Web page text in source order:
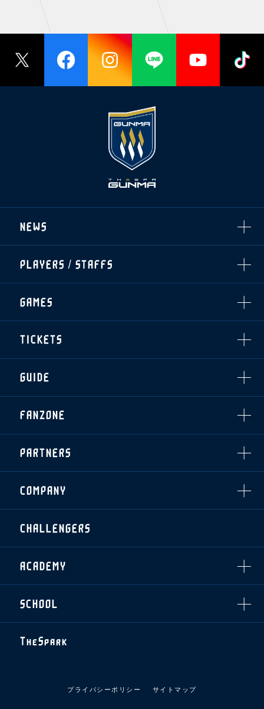
NEWS
TOPICS
CLUB
TOP TEAM
THESPARK
PLAYERS / STAFFS
トレーニング見学について
・注意事項
・練習場ごとの注意事項
GAMES
順位表
ホームイベント情報
TICKETS
・前売・当日チケット
・発売日
・優待チケット
シーズンシート
・法人シーズンシート
GUIDE
スタジアムアクセス
スタジアムルール
クラブプロパティ
ホームイベント情報
運営サポートスタッフ募集
FANZONE
ファンクラブ
グッズ
ザスパタイムズ
クラブアンバサダー
PARTNERS
アシストパートナー
ザスパ応援店紹介
ホームタウン活動
ふるさと納税
COMPANY
拠点一覧
フィロソフィー
クラブについて（エンブレム・ロゴ等）
CHALLENGERS
ACADEMY
U-18
U-15
U-12
スタッフ
SCHOOL
スタッフ
TheSpark
プライバシーポリシー サイトマップ